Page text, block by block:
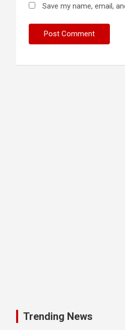
Save my name, email,
Trending News